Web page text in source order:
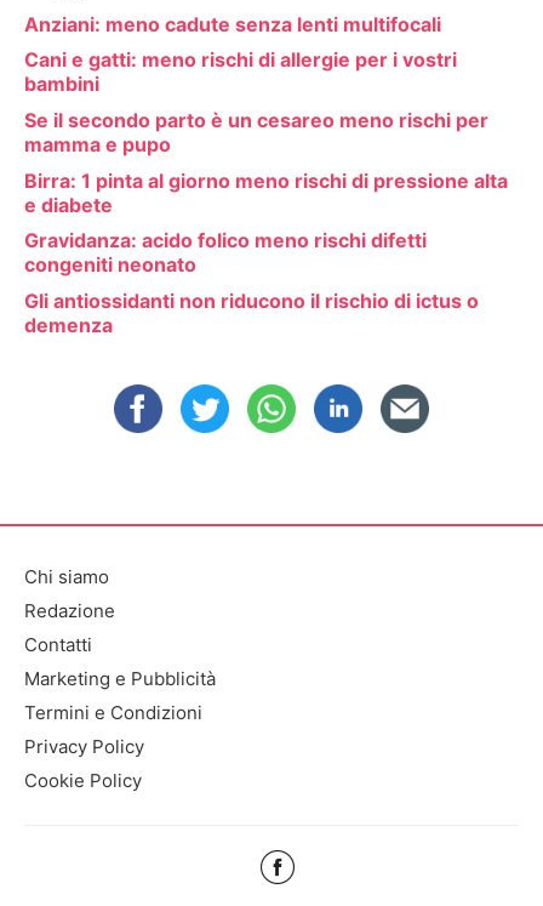
Anziani: meno cadute senza lenti multifocali
Cani e gatti: meno rischi di allergie per i vostri
bambini
Se il secondo parto è un cesareo meno rischi per
mamma e pupo
Birra: 1 pinta al giorno meno rischi di pressione alta
e diabete
Gravidanza: acido folico meno rischi difetti
congeniti neonato
Gli antiossidanti non riducono il rischio di ictus o
demenza
Chi siamo
Redazione
Contatti
Marketing e Pubblicità
Termini e Condizioni
Privacy Policy
Cookie Policy